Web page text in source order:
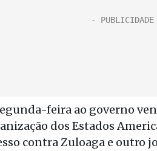
feira ao governo
dos Estados
contra Zuloaga e outro